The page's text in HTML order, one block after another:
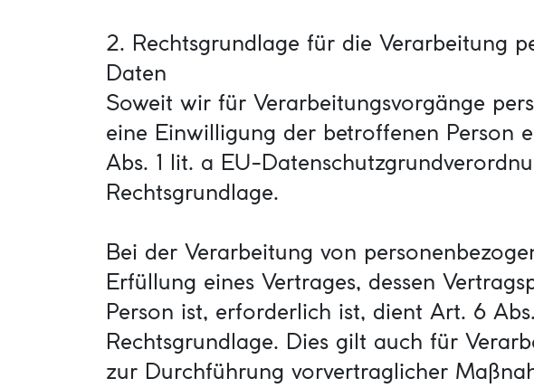
2. Rechtsgrundlage für die Verarbeitung
Daten
Soweit wir für Verarbeitungsvorgänge
eine Einwilligung der betroffenen Person
Abs. 1 lit. a EU-
Rechtsgrundlage.
Bei der Verarbeitung von
Erfüllung eines Vertrages, dessen
Person ist, erforderlich ist, dient Art. 6
Rechtsgrundlage. Dies gilt auch für
zur Durchführung vorvertraglicher